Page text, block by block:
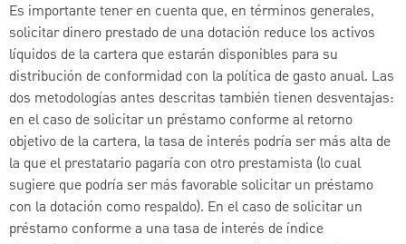
Es importante tener en cuenta que, en términos generales,
solicitar dinero prestado de una dotación reduce los activos
líquidos de la cartera que estarán disponibles para su
distribución de conformidad con la política de gasto anual. Las
dos metodologías antes descritas también tienen desventajas:
en el caso de solicitar un préstamo conforme al retorno
objetivo de la cartera, la tasa de interés podría ser más alta de
la que el prestatario pagaría con otro prestamista (lo cual
sugiere que podría ser más favorable solicitar un préstamo
con la dotación como respaldo). En el caso de solicitar un
préstamo conforme a una tasa de interés de índice